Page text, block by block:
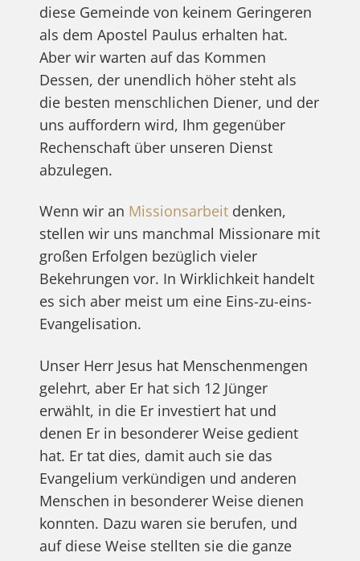
diese Gemeinde von keinem Geringeren
als dem Apostel Paulus erhalten hat.
Aber wir warten auf das Kommen
Dessen, der unendlich höher steht als
die besten menschlichen Diener, und der
uns auffordern wird, Ihm gegenüber
Rechenschaft über unseren Dienst
abzulegen.
Wenn wir an Missionsarbeitdenken,
stellen wir uns manchmal Missionare mit
großen Erfolgen bezüglich vieler
Bekehrungen vor. In Wirklichkeit handelt
es sich aber meist um eine Eins-zu-eins-
Evangelisation.
Unser Herr Jesus hat Menschenmengen
gelehrt, aber Er hat sich 12 Jünger
erwählt, in die Er investiert hat und
denen Er in besonderer Weise gedient
hat. Er tat dies, damit auch sie das
Evangelium verkündigen und anderen
Menschen in besonderer Weise dienen
konnten. Dazu waren sie berufen, und
auf diese Weise stellten sie die ganze